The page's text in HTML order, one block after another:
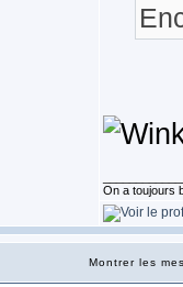
On a toujours
Montrer les